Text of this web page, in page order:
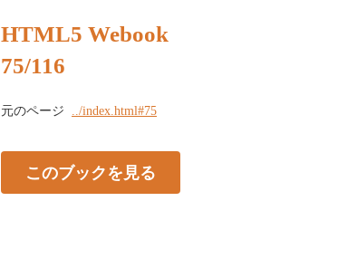
HTML5 Webook
75/116
元のページ ../index.html#75
このブックを見る